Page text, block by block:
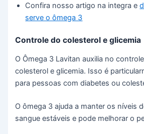
Confira nosso artigo na integra e
serve o ômega 3
Controle do colesterol e glicemia
O Ômega 3 Lavitan auxilia no
colesterol e glicemia. Isso é
para pessoas com diabetes ou
O ômega 3 ajuda a manter os níveis
sangue estáveis e pode melhorar o